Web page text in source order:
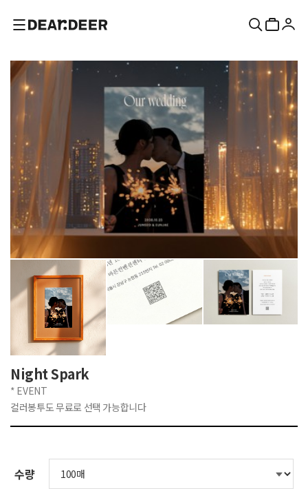
Night Spark
* EVENT
컬러봉투도 무료로 선택 가능합니다
수량